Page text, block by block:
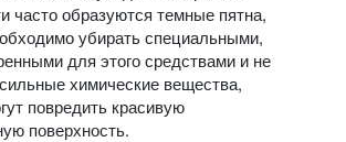
часто образуются темные пятна,
убирать специальными,
для этого средствами и не
химические вещества,
повредить красивую
поверхность.